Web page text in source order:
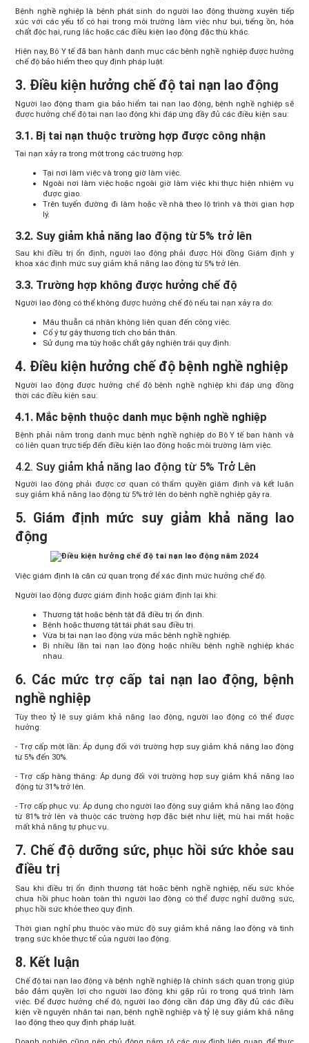
Bệnh nghề nghiệp là bệnh phát sinh do người lao động thường xuyên tiếp
xúc với các yếu tố có hại trong môi trường làm việc như bụi, tiếng ồn, hóa
chất độc hại, rung lắc hoặc các điều kiện lao động đặc thù khác.
Hiện nay, Bộ Y tế đã ban hành danh mục các bệnh nghề nghiệp được hưởng
chế độ bảo hiểm theo quy định pháp luật.
3. Điều kiện hưởng chế độ tai nạn lao động
Người lao động tham gia bảo hiểm tai nạn lao động, bệnh nghề nghiệp sẽ
được hưởng chế độ tai nạn lao động khi đáp ứng đầy đủ các điều kiện sau:
3.1. Bị tai nạn thuộc trường hợp được công nhận
Tai nạn xảy ra trong một trong các trường hợp:
Tại nơi làm việc và trong giờ làm việc.
Ngoài nơi làm việc hoặc ngoài giờ làm việc khi thực hiện nhiệm vụ
được giao.
Trên tuyến đường đi làm hoặc về nhà theo lộ trình và thời gian hợp
lý.
3.2. Suy giảm khả năng lao động từ 5% trở lên
Sau khi điều trị ổn định, người lao động phải được Hội đồng Giám định y
khoa xác định mức suy giảm khả năng lao động từ 5% trở lên.
3.3. Trường hợp không được hưởng chế độ
Người lao động có thể không được hưởng chế độ nếu tai nạn xảy ra do:
Mâu thuẫn cá nhân không liên quan đến công việc.
Cố ý tự gây thương tích cho bản thân.
Sử dụng ma túy hoặc chất gây nghiện trái quy định.
4. Điều kiện hưởng chế độ bệnh nghề nghiệp
Người lao động được hưởng chế độ bệnh nghề nghiệp khi đáp ứng đồng
thời các điều kiện sau:
4.1. Mắc bệnh thuộc danh mục bệnh nghề nghiệp
Bệnh phải nằm trong danh mục bệnh nghề nghiệp do Bộ Y tế ban hành và
có liên quan trực tiếp đến điều kiện lao động hoặc môi trường làm việc.
4.2. Suy giảm khả năng lao động từ 5% Trở Lên
Người lao động phải được cơ quan có thẩm quyền giám định và kết luận
suy giảm khả năng lao động từ 5% trở lên do bệnh nghề nghiệp gây ra.
5. Giám định mức suy giảm khả năng lao
động
Việc giám định là căn cứ quan trọng để xác định mức hưởng chế độ.
Người lao động được giám định hoặc giám định lại khi:
Thương tật hoặc bệnh tật đã điều trị ổn định.
Bệnh hoặc thương tật tái phát sau điều trị.
Vừa bị tai nạn lao động vừa mắc bệnh nghề nghiệp.
Bị nhiều lần tai nạn lao động hoặc nhiều bệnh nghề nghiệp khác
nhau.
6. Các mức trợ cấp tai nạn lao động, bệnh
nghề nghiệp
Tùy theo tỷ lệ suy giảm khả năng lao động, người lao động có thể được
hưởng:
- Trợ cấp một lần: Áp dụng đối với trường hợp suy giảm khả năng lao động
từ 5% đến 30%.
- Trợ cấp hàng tháng: Áp dụng đối với trường hợp suy giảm khả năng lao
động từ 31% trở lên.
- Trợ cấp phục vụ: Áp dụng cho người lao động suy giảm khả năng lao động
từ 81% trở lên và thuộc các trường hợp đặc biệt như liệt, mù hai mắt hoặc
mất khả năng tự phục vụ.
7. Chế độ dưỡng sức, phục hồi sức khỏe sau
điều trị
Sau khi điều trị ổn định thương tật hoặc bệnh nghề nghiệp, nếu sức khỏe
chưa hồi phục hoàn toàn thì người lao động có thể được nghỉ dưỡng sức,
phục hồi sức khỏe theo quy định.
Thời gian nghỉ phụ thuộc vào mức độ suy giảm khả năng lao động và tình
trạng sức khỏe thực tế của người lao động.
8. Kết luận
Chế độ tai nạn lao động và bệnh nghề nghiệp là chính sách quan trọng giúp
bảo đảm quyền lợi cho người lao động khi gặp rủi ro trong quá trình làm
việc. Để được hưởng chế độ, người lao động cần đáp ứng đầy đủ các điều
kiện về nguyên nhân tai nạn, bệnh nghề nghiệp và tỷ lệ suy giảm khả năng
lao động theo quy định pháp luật.